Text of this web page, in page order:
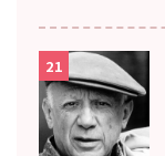
21